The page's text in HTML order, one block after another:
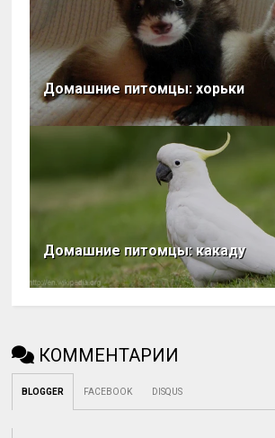
Домашние питомцы: хорьки
Домашние питомцы: какаду
КОММЕНТАРИИ
BLOGGER FACEBOOK DISQUS